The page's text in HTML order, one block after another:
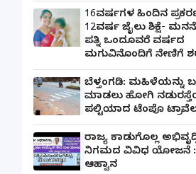
16ವರ್ಷಗಳ ಹಿಂದಿನ
12ವರ್ಷ ಜೈಲು ಶಿಕ್ಷೆ-
ಪತ್ನಿ ಒಂದೂವರೆ ವರ್ಷದ
ಮಗುವಿನೊಂದಿಗೆ ನೇಣಿಗೆ
ಬೆಳ್ತಂಗಡಿ: ಮಹಿಳೆಯನ್ನು
ಮಾಡಲು ಹೋಗಿ
ಪಲ್ಟಿಯಾದ ಟೆಂಪೊ
ರಾಜ್ಯ ಕಾಡುಗೊಲ್ಲ
ನಿಗಮದ ವಿವಿಧ ಯೋಜನೆ
ಆಹ್ವಾನ